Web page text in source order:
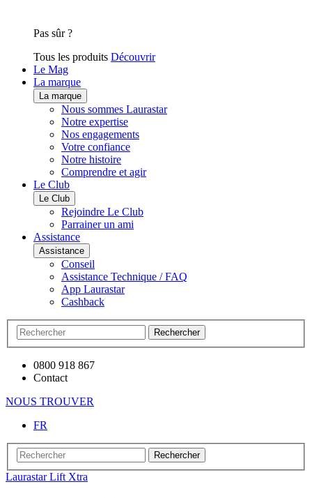
Pas sûr ?
Tous les produits Découvrir
Le Mag
La marque
La marque
Nous sommes Laurastar
Notre expertise
Nos engagements
Votre confiance
Notre histoire
Comprendre et agir
Le Club
Le Club
Rejoindre Le Club
Parrainer un ami
Assistance
Assistance
Conseil
Assistance Technique / FAQ
App Laurastar
Cashback
Rechercher
0800 918 867
Contact
NOUS TROUVER
FR
Rechercher
Laurastar Lift Xtra